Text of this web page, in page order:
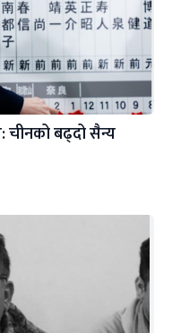
चीनको बढ्दो सैन्य